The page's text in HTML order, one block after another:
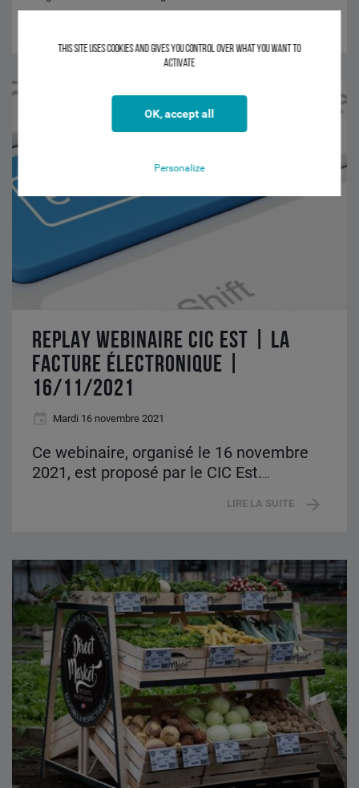
REPLAY WEBINAIRE CIC EST | LA
FACTURE ÉLECTRONIQUE |
16/11/2021
Mardi 16 novembre 2021
Ce webinaire, organisé le 16 novembre
2021, est proposé par le CIC Est....
LIRE LA SUITE
Replay
|
La
facture
électronique
Direct
Market
Proche
du
consommateur
This site uses cookies and gives you control over what you want to
activate
OK, accept all
Personalize